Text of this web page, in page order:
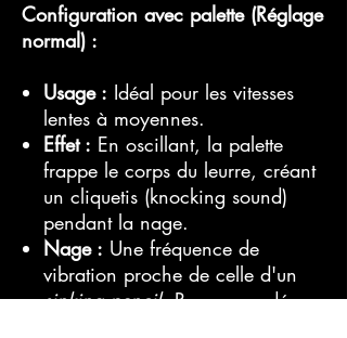
Configuration avec palette (Réglage
normal) :
Usage : Idéal pour les vitesses
lentes à moyennes.
Effet : En oscillant, la palette
frappe le corps du leurre, créant
un cliquetis (knocking sound)
pendant la nage.
Nage : Une fréquence de
vibration proche de celle d'un
sinking pencil. Recommandé